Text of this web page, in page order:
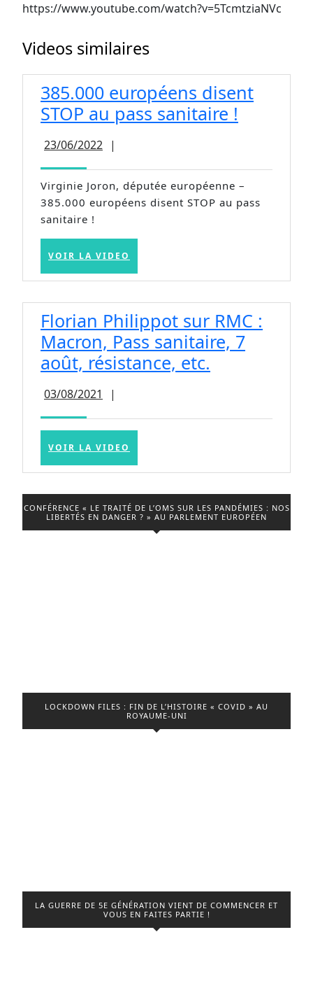
https://www.youtube.com/watch?v=5TcmtziaNVc
Videos similaires
385.000 européens disent
STOP au pass sanitaire !
STOP
au
23/06/2022 23/06/2022
|
Virginie Joron, députée européenne –
385.000 européens disent STOP au pass
sanitaire !
VOIR LA VIDEO
VIDEO
Florian Philippot sur RMC :
Macron, Pass sanitaire, 7
août, résistance, etc.
RMC
Macron,
Pass
sanitaire,
7
03/08/2021 03/08/2021
|
VOIR LA VIDEO
VIDEO
CONFÉRENCE « LE TRAITÉ DE L’OMS SUR LES PANDÉMIES : NOS
LIBERTÉS EN DANGER ? » AU PARLEMENT EUROPÉEN
LOCKDOWN FILES : FIN DE L’HISTOIRE « COVID » AU
ROYAUME-UNI
LA GUERRE DE 5E GÉNÉRATION VIENT DE COMMENCER ET
VOUS EN FAITES PARTIE !